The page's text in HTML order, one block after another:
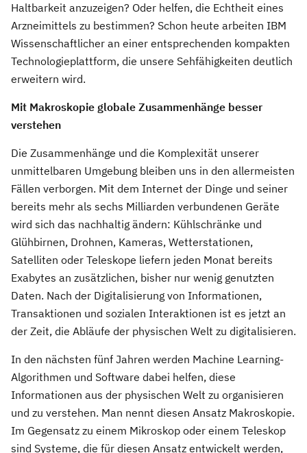
Haltbarkeit anzuzeigen? Oder helfen, die Echtheit eines
Arzneimittels zu bestimmen? Schon heute arbeiten IBM
Wissenschaftlicher an einer entsprechenden kompakten
Technologieplattform, die unsere Sehfähigkeiten deutlich
erweitern wird.
Mit Makroskopie globale Zusammenhänge besser
verstehen
Die Zusammenhänge und die Komplexität unserer
unmittelbaren Umgebung bleiben uns in den allermeisten
Fällen verborgen. Mit dem Internet der Dinge und seiner
bereits mehr als sechs Milliarden verbundenen Geräte
wird sich das nachhaltig ändern: Kühlschränke und
Glühbirnen, Drohnen, Kameras, Wetterstationen,
Satelliten oder Teleskope liefern jeden Monat bereits
Exabytes an zusätzlichen, bisher nur wenig genutzten
Daten. Nach der Digitalisierung von Informationen,
Transaktionen und sozialen Interaktionen ist es jetzt an
der Zeit, die Abläufe der physischen Welt zu digitalisieren.
In den nächsten fünf Jahren werden Machine Learning-
Algorithmen und Software dabei helfen, diese
Informationen aus der physischen Welt zu organisieren
und zu verstehen. Man nennt diesen Ansatz Makroskopie.
Im Gegensatz zu einem Mikroskop oder einem Teleskop
sind Systeme, die für diesen Ansatz entwickelt werden,